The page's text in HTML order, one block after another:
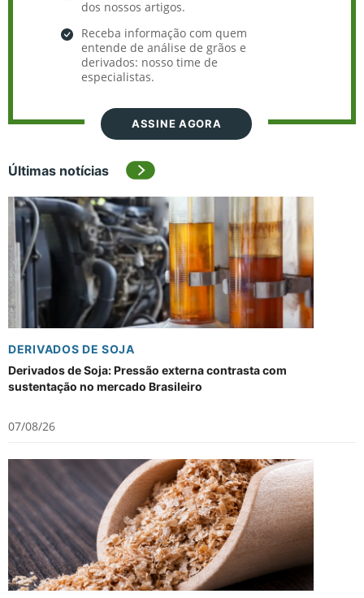
dos nossos artigos.
Receba informação com quem
entende de análise de grãos e
derivados: nosso time de
especialistas.
ASSINE AGORA
Últimas notícias
DERIVADOS DE SOJA
Derivados de Soja: Pressão externa contrasta com
sustentação no mercado Brasileiro
07/08/26